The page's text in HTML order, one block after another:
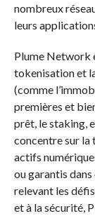
nombreux
leurs
Plume Network
tokenisation et
(comme
premières et
prêt, le staking,
concentre sur la
actifs
ou garantis
relevant les
et à la sécurité,